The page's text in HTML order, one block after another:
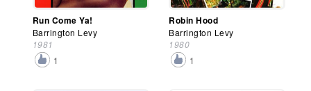
Run Come Ya!
Barrington Levy
1981
1
Robin Hood
Barrington Levy
1980
1